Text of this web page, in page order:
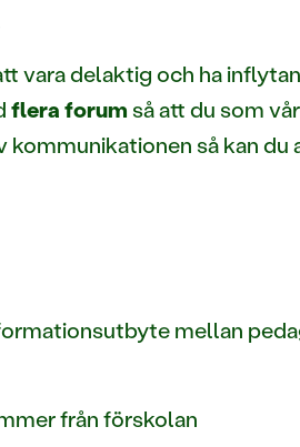
vara delaktig och ha
flera forum så att du som
kommunikationen så kan
mellan
från förskolan